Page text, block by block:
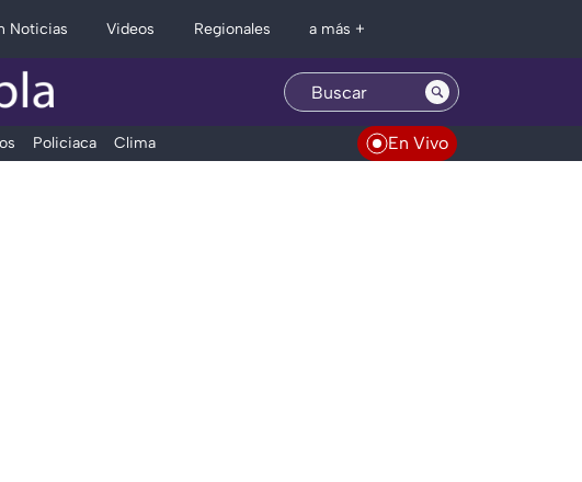
Noticias Videos Regionales a más +
Policiaca Clima En Vivo